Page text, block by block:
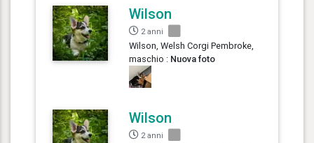
Wilson
2 anni
Wilson, Welsh Corgi Pembroke,
maschio : Nuova foto
Wilson
2 anni